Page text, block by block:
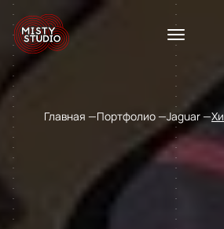
Главная Портфолио Jaguar